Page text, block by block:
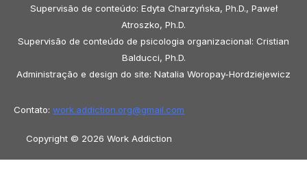
Supervisão de conteúdo: Edyta Charzyńska, Ph.D., Paweł
Atroszko, Ph.D.
Supervisão de conteúdo de psicologia organizacional: Cristian
Balducci, Ph.D.
Administração e design do site: Natalia Woropay-Hordziejewicz
Contato: work.addiction.org@gmail.com
Copyright © 2026 Work Addiction